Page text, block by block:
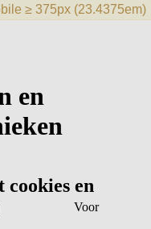
Voor
en
en